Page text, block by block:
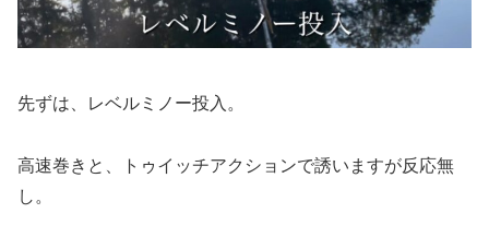
先ずは、レベルミノー投入。
高速巻きと、トゥイッチアクションで誘いますが反応無
し。